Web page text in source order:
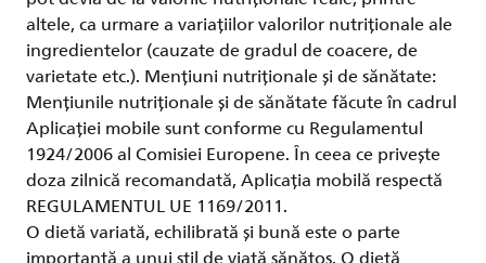
altele, ca urmare a variațiilor valorilor nutriționale ale
ingredientelor (cauzate de gradul de coacere, de
varietate etc.). Mențiuni nutriționale și de sănătate:
Mențiunile nutriționale și de sănătate făcute în cadrul
Aplicației mobile sunt conforme cu Regulamentul
1924/2006 al Comisiei Europene. În ceea ce privește
doza zilnică recomandată, Aplicația mobilă respectă
REGULAMENTUL UE 1169/2011.
O dietă variată, echilibrată și bună este o parte